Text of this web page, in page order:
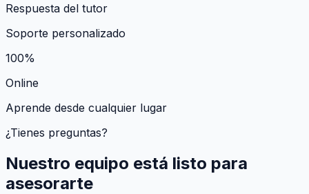
Respuesta del tutor
Soporte personalizado
100%
Online
Aprende desde cualquier lugar
¿Tienes preguntas?
Nuestro equipo está listo para
asesorarte